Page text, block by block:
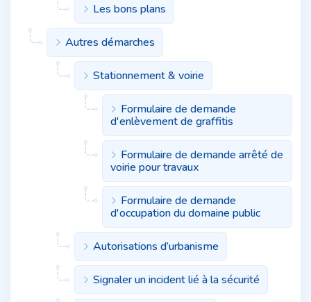
Les bons plans
Autres démarches
Stationnement & voirie
Formulaire de demande
d'enlèvement de graffitis
Formulaire de demande arrêté de
voirie pour travaux
Formulaire de demande
d'occupation du domaine public
Autorisations d’urbanisme
Signaler un incident lié à la sécurité